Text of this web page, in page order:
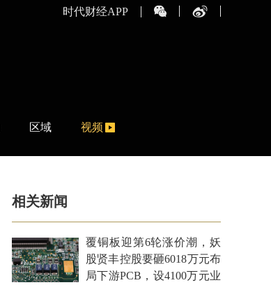
时代财经APP
区域 视频
相关新闻
覆铜板迎第6轮涨价潮，妖
股贤丰控股要砸6018万元布
局下游PCB，设4100万元业